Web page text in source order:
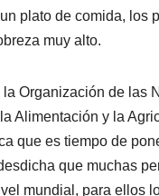
plato de comida, los
muy alto.
la Organización de las
Alimentación y la
que es tiempo de
que muchas
mundial, para ellos